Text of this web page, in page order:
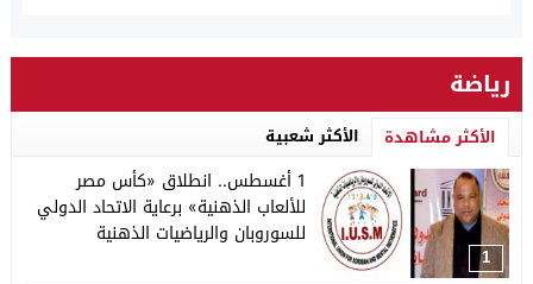
رياضة
الأكثر مشاهدة الأكثر شعبية
1
1 أغسطس.. انطلاق «كأس مصر
للألعاب الذهنية» برعاية الاتحاد الدولي
للسوروبان والرياضيات الذهنية